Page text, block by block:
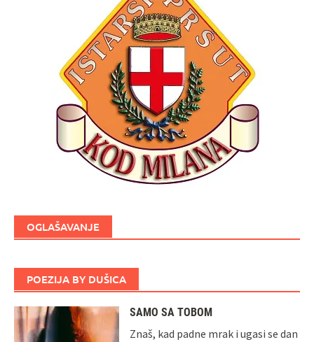
OGLAŠAVANJE
POEZIJA BY DUŠICA
SAMO SA TOBOM
Znaš, kad padne mrak i ugasi se dan